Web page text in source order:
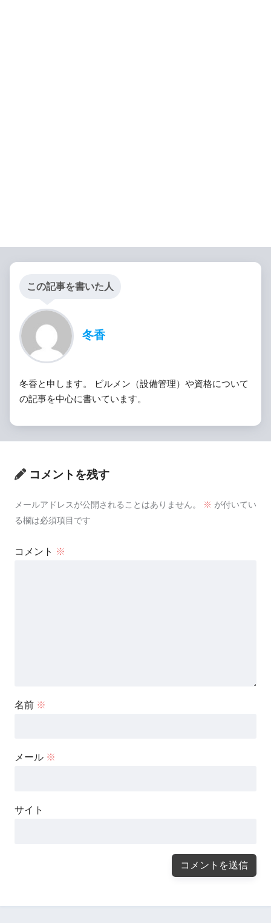
この記事を書いた人
冬香
冬香と申します。 ビルメン（設備管理）や資格について
の記事を中心に書いています。
コメントを残す
メールアドレスが公開されることはありません。 ※ が付いてい
る欄は必須項目です
コメント ※
名前 ※
メール ※
サイト